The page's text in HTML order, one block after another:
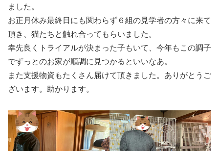
ました。
お正月休み最終日にも関わらず６組の見学者の方々に来て
頂き、猫たちと触れ合ってもらいました。
幸先良くトライアルが決まった子もいて、今年もこの調子
でずっとのお家が順調に見つかるといいなあ。
また支援物資もたくさん届けて頂きました。ありがとうご
ざいます。助かります。